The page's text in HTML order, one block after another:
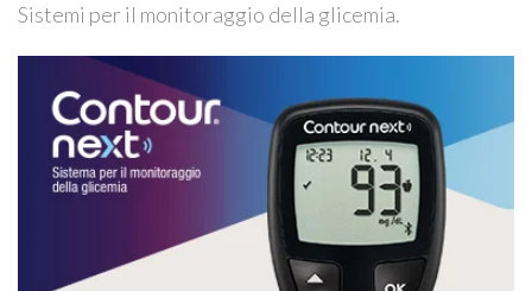
Sistemi per il monitoraggio della glicemia.